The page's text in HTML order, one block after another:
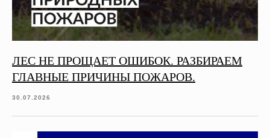
ЛЕС НЕ ПРОЩАЕТ ОШИБОК. РАЗБИРАЕМ
ГЛАВНЫЕ ПРИЧИНЫ ПОЖАРОВ.
30.07.2026